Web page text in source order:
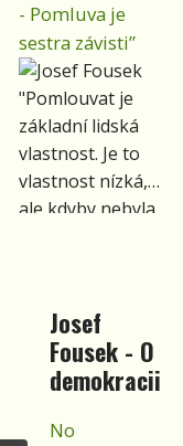
- Pomluva je
sestra závisti”
"Pomlouvat je
základní lidská
vlastnost. Je to
vlastnost nízká,
ale kdyby nebyla
Josef
Fousek - O
demokracii
No